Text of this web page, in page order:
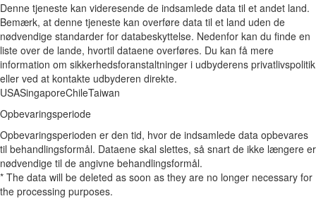
Denne tjeneste kan videresende de indsamlede data til et andet land.
Bemærk, at denne tjeneste kan overføre data til et land uden de
nødvendige standarder for databeskyttelse. Nedenfor kan du finde en
liste over de lande, hvortil dataene overføres. Du kan få mere
information om sikkerhedsforanstaltninger i udbyderens privatlivspolitik
eller ved at kontakte udbyderen direkte.
USASingaporeChileTaiwan
Opbevaringsperiode
Opbevaringsperioden er den tid, hvor de indsamlede data opbevares
til behandlingsformål. Dataene skal slettes, så snart de ikke længere er
nødvendige til de angivne behandlingsformål.
* The data will be deleted as soon as they are no longer necessary for
the processing purposes.